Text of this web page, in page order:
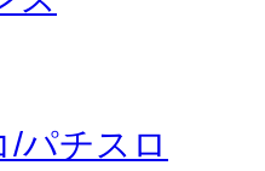
パチスロ